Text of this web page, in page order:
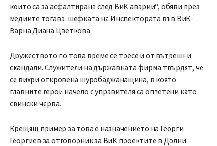
които са за асфалтиране след ВиК аварии“, обяви през
медиите тогава шефката на Инспектората във ВиК-
Варна Диана Цветкова.
Дружеството по това време се тресе и от вътрешни
скандали. Служители на държавната фирма твърдят, че
се вихри откровена шуробаджанащина, в която
главните герои начело с управителя са оплетени като
свински черва.
Крещящ пример за това е назначението на Георги
Георгиев за отговорник за ВиК проектите в Долни